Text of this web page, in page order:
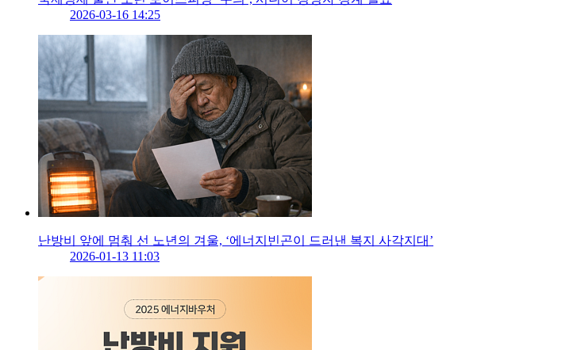
2026-03-16 14:25
난방비 앞에 멈춰 선 노년의 겨울, ‘에너지빈곤이 드러낸 복지 사각지대’
2026-01-13 11:03